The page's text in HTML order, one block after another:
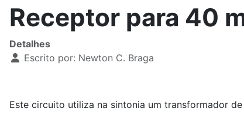
Receptor para 40
Detalhes
Escrito por: Newton C. Braga
Este circuito utiliza na sintonia um transformador